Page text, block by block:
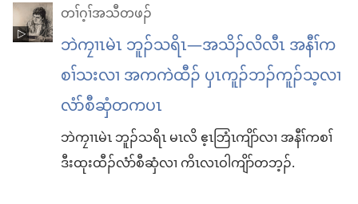
တၢ်ဂ့ၢ်အသီတဖၣ်
ဘဲကၠၢၤမဲၤ ဘူၣ်သရိၤ—အသိၣ်လိလီၤ အနီၢ်က
စၢ်သးလၢ အကကဲထီၣ်​ ပှၤကူၣ်ဘၣ်ကူၣ်သ့လၢ
လံာ်စီဆှံတကပၤ
ဘဲကၠၢၤမဲၤ ဘူၣ်သရိၤ မၤလိ ဧ့ၤဘြံၤကျိာ်လၢ အနီၢ်ကစၢ်
ဒီးထုးထီၣ်လံာ်စီဆှံလၢ ကိၤလၤဝါကျိာ်တဘ့ၣ်.